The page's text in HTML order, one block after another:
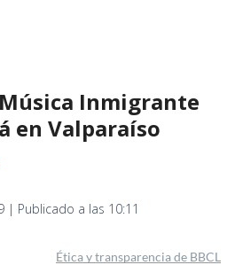
Inmigrante
en Valparaíso
| Publicado a las 10:11
Ética y transparencia de BBCL